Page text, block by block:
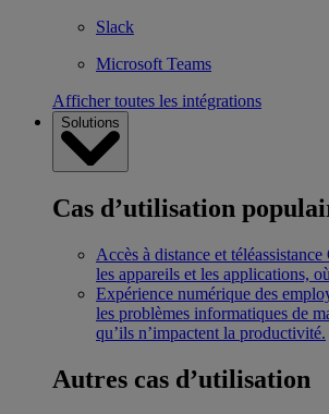
Slack
Microsoft Teams
Afficher toutes les intégrations
Solutions
Cas d’utilisation
Accès à distance et téléassistance
les appareils et les applications,
Expérience numérique des
les problèmes informatiques de
qu’ils n’impactent la productivité.
Autres cas d’utilisation